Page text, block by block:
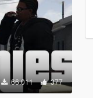
66.011 377